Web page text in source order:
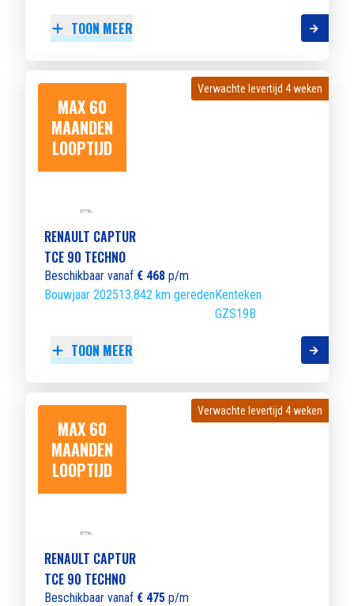
TOON MEER
MAX 60
MAANDEN
LOOPTIJD
Verwachte levertijd 4 weken
Verwachte levertijd 4 weken
RENAULT CAPTUR
TCE 90 TECHNO
Beschikbaar vanaf € 468 p/m
Bouwjaar 202513.842 km geredenKenteken
GZS19B
TOON MEER
MAX 60
MAANDEN
LOOPTIJD
Verwachte levertijd 4 weken
Verwachte levertijd 4 weken
RENAULT CAPTUR
TCE 90 TECHNO
Beschikbaar vanaf € 475 p/m